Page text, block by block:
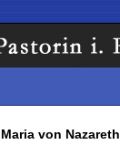
Maria von Nazareth